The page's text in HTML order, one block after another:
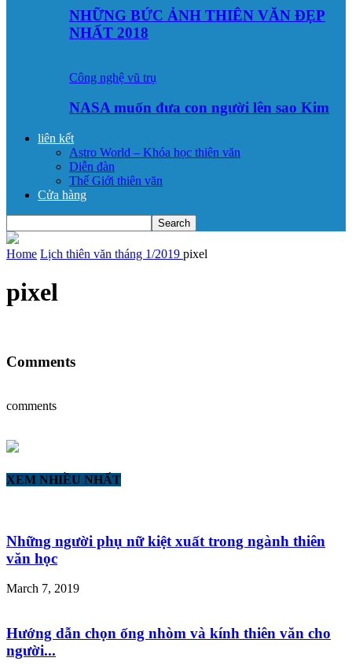
NHỮNG BỨC ẢNH THIÊN VĂN ĐẸP
NHẤT 2018
Công nghệ vũ trụ
NASA muốn đưa con người lên sao Kim
liên kết
Astro World – Khóa học thiên văn
Diễn đàn
Thế Giới thiên văn
Cửa hàng
Home Lịch thiên văn tháng 1/2019 pixel
pixel
Comments
comments
XEM NHIỀU NHẤT
Những người phụ nữ kiệt xuất trong ngành thiên
văn học
March 7, 2019
Hướng dẫn chọn ống nhòm và kính thiên văn cho
người...